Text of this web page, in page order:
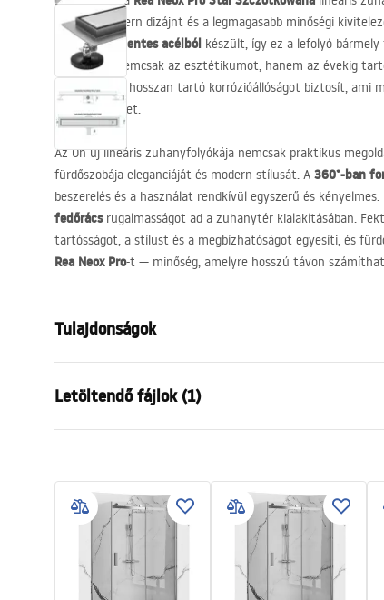
amely a modern dizájnt és a legmagasabb minőségi
304 rozsdamentes acélból készült, így ez a lefolyó bármely
garantálva nemcsak az esztétikumot, hanem az évekig
Flex bevonat
hosszan tartó korrózióállóságot biztosít, ami
ezt a terméket.
Az Ön új lineáris zuhanyfolyókája nemcsak praktikus
fürdőszobája eleganciáját és modern stílusát. A 360°-ban
beszerelés és a használat rendkívül egyszerű és
fedőrácsrugalmasságot ad a zuhanytér kialakításában.
tartósságot, a stílust és a megbízhatóságot egyesíti, és
Rea Neox Pro-t — minőség, amelyre hosszú távon
Tulajdonságok
Szifon típusa
A lefolyó hossza (cm)
60
Borítás típusa
Áteresztőképesség
Bevonat
Letöltendő fájlok (1)
LINEAR-3.pdf